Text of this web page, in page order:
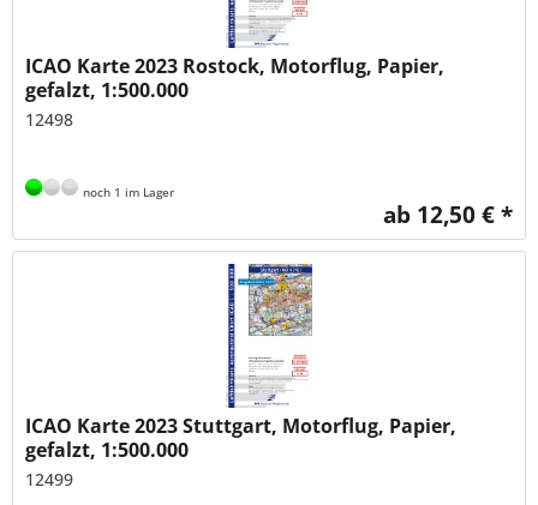
ICAO Karte 2023 Rostock, Motorflug, Papier,
gefalzt, 1:500.000
12498
noch 1 im Lager
ab 12,50 € *
ICAO Karte 2023 Stuttgart, Motorflug, Papier,
gefalzt, 1:500.000
12499